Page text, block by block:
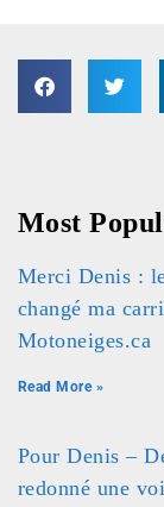
Most
Merci Denis :
changé ma
Motoneiges.ca
Read More »
Pour Denis –
redonné une